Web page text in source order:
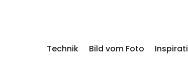
Technik Bild vom Foto